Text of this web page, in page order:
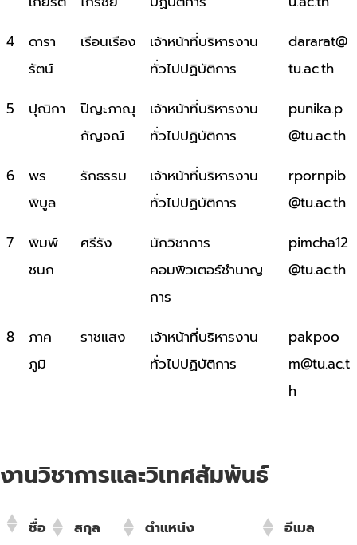
4
ดารา
รัตน์
เรือนเรือง
เจ้าหน้าที่บริหารงาน
ทั่วไปปฏิบัติการ
dararat@
tu.ac.th
5
ปุณิกา
ปิญะภาณุ
กัญจณ์
เจ้าหน้าที่บริหารงาน
ทั่วไปปฏิบัติการ
punika.p
@tu.ac.th
6
พร
พิบูล
รักธรรม
เจ้าหน้าที่บริหารงาน
ทั่วไปปฏิบัติการ
rpornpib
@tu.ac.th
7
พิมพ์
ชนก
ศรีรัง
นักวิชาการ
คอมพิวเตอร์ชำนาญ
การ
pimcha12
@tu.ac.th
8
ภาค
ภูมิ
ราชแสง
เจ้าหน้าที่บริหารงาน
ทั่วไปปฏิบัติการ
pakpoo
m@tu.ac.t
h
งานวิชาการและวิเทศสัมพันธ์
ชื่อ สกุล ตำแหน่ง
อีเมล